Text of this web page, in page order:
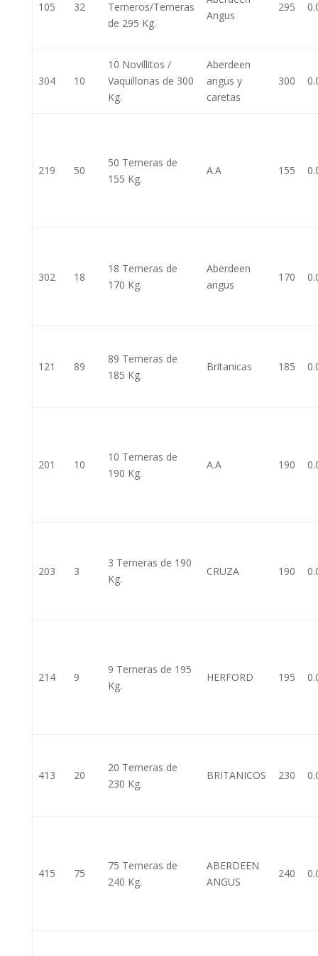
105 32
Terneros/Terneras
de 295 Kg.
Angus
295
304 10
10 Novillitos /
Vaquillonas de 300
Kg.
Aberdeen
angus y
caretas
300
219 50
50 Terneras de
155 Kg.
A.A 155
302 18
18 Terneras de
170 Kg.
Aberdeen
angus
170
121 89
89 Terneras de
185 Kg.
Britanicas 185
201 10
10 Terneras de
190 Kg.
A.A 190
203 3
3 Terneras de 190
Kg.
CRUZA 190
214 9
9 Terneras de 195
Kg.
HERFORD 195
413 20
20 Terneras de
230 Kg.
BRITANICOS 230
415 75
75 Terneras de
240 Kg.
ABERDEEN
ANGUS
240